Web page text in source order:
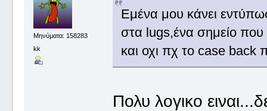
Μηνύματα: 158283
kk
Εμένα μου κάνει
στα lugs,ένα σημείο που
και οχι πχ το case back
Πολυ λογικο